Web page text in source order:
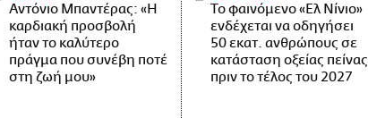
Αντόνιο Μπαντέρας: «Η
καρδιακή προσβολή
ήταν το καλύτερο
πράγμα που συνέβη ποτέ
στη ζωή μου»
Το φαινόμενο «Ελ Νίνιο»
ενδέχεται να οδηγήσει
50 εκατ. ανθρώπους σε
κατάσταση οξείας πείνας
πριν το τέλος του 2027